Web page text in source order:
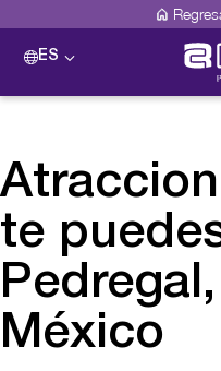
ES
te
México